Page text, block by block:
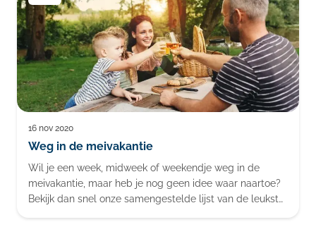
Zoek & boek
Bedrijf aanmelden
Blog16 nov 2020
Weg in de meivakantie
Wil je een week, midweek of weekendje weg in de
meivakantie, maar heb je nog geen idee waar naartoe?
Bekijk dan snel onze samengestelde lijst van de leukste